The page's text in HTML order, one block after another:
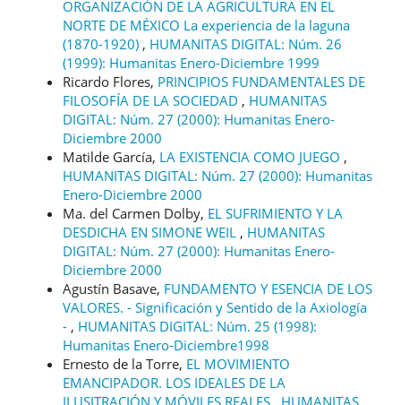
ORGANIZACIÓN DE LA AGRICULTURA EN EL
NORTE DE MÉXICO La experiencia de la laguna
(1870-1920) , HUMANITAS DIGITAL: Núm. 26
(1999): Humanitas Enero-Diciembre 1999
Ricardo Flores, PRINCIPIOS FUNDAMENTALES DE
FILOSOFÍA DE LA SOCIEDAD , HUMANITAS
DIGITAL: Núm. 27 (2000): Humanitas Enero-
Diciembre 2000
Matilde García, LA EXISTENCIA COMO JUEGO ,
HUMANITAS DIGITAL: Núm. 27 (2000): Humanitas
Enero-Diciembre 2000
Ma. del Carmen Dolby, EL SUFRIMIENTO Y LA
DESDICHA EN SIMONE WEIL , HUMANITAS
DIGITAL: Núm. 27 (2000): Humanitas Enero-
Diciembre 2000
Agustín Basave, FUNDAMENTO Y ESENCIA DE LOS
VALORES. - Significación y Sentido de la Axiología
- , HUMANITAS DIGITAL: Núm. 25 (1998):
Humanitas Enero-Diciembre1998
Ernesto de la Torre, EL MOVIMIENTO
EMANCIPADOR. LOS IDEALES DE LA
ILUSITRACIÓN Y MÓVILES REALES , HUMANITAS